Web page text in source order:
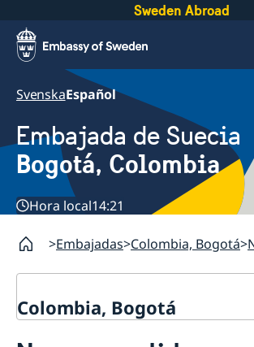
Sweden Abroad
SvenskaEspañol
Embajada de Suecia
Bogotá, Colombia
Hora local14:21
Embajadas Colombia, Bogotá
Colombia, Bogotá